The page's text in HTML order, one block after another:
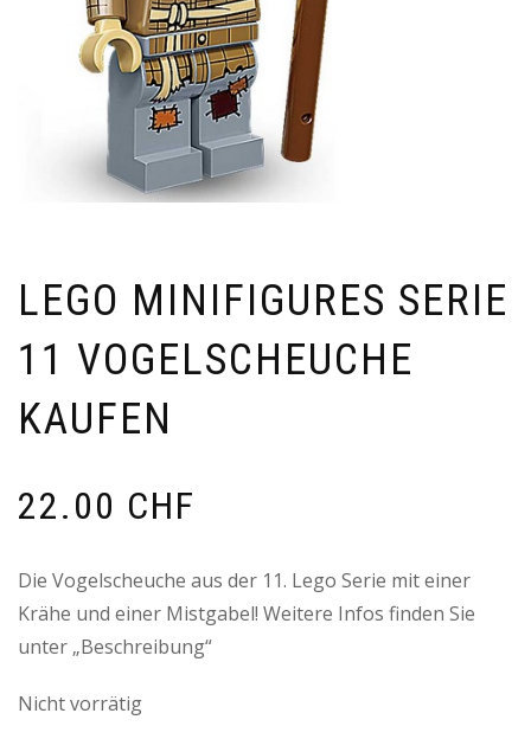
LEGO MINIFIGURES SERIE
11 VOGELSCHEUCHE
KAUFEN
22.00 CHF
Die Vogelscheuche aus der 11. Lego Serie mit einer
Krähe und einer Mistgabel! Weitere Infos finden Sie
unter „Beschreibung“
Nicht vorrätig